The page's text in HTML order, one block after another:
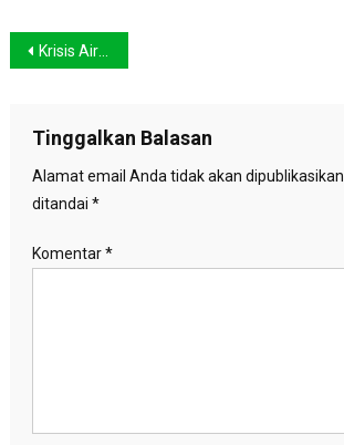
Navigasi
Krisis Air Bersih di Poleang Barat Diduga Akibat Maraknya Ilegal Logging
Tinggalkan Balasan
Alamat email Anda tidak akan dipublikasikan.
ditandai *
Komentar*